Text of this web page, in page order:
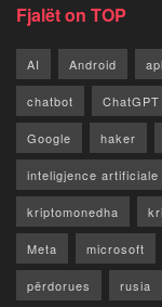
Fjalët on TOP
AI Android
chatbot ChatGPT
Google haker
inteligjence artificiale
kriptomonedha
Meta microsoft
përdorues rusia